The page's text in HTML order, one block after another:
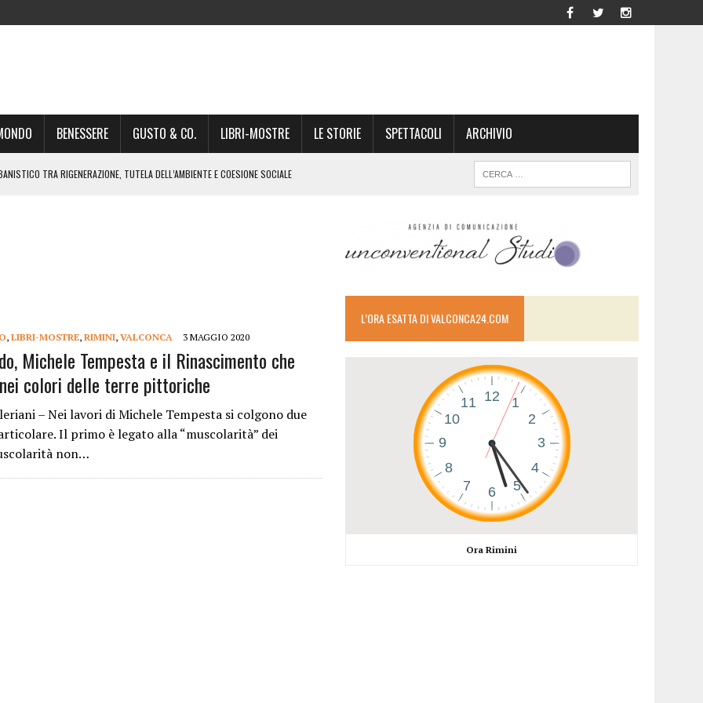
BENESSERE GUSTO & CO. LIBRI-MOSTRE LE STORIE SPETTACOLI ARCHIVIO
TRA RIGENERAZIONE, TUTELA DELL’AMBIENTE E COESIONE SOCIALE
GIONCHETTI SOMMELIER DEL CALABRESE “QAFIZ”
IL RITORNO. L’OPERA DI KIROLES BOSHRA È VITA VERA
PARTE DI STAGIONE TEATRALE CON CLAUDIO MORICI SABATO 20
GIACOMO MATTEOTTI: “VITTIMA DELLA FURIA FASCISTA”
VINCONO MARZIALI, BURESTA, BARTOLINI, BIGUCCI, TASINI
IN REGIONE: TRE POSTI D’ONORE TOCCANO ALLA VALCONCA
RIUSCÌ A COMPORRE TANTE OPERE COSÌ VOLUMINOSE
DELL’ITALIAN PET FRIENDLY GALÀ IDEATO DA MARCO BONINI
STELLA DEL PREMIO GUIDA CHEF DI PIZZA: “UN GRANDE ONORE”
, LIBRI-MOSTRE, RIMINI, VALCONCA 3 MAGGIO 2020
Michele Tempesta e il Rinascimento che
colori delle terre pittoriche
– Nei lavori di Michele Tempesta si colgono due
Il primo è legato alla “muscolarità” dei
non…
L’ORA ESATTA DI VALCONCA24.COM
Ora Rimini